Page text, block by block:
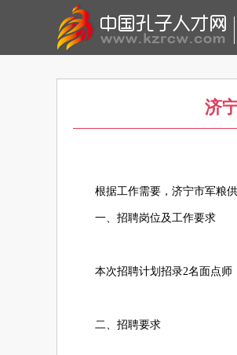
济
根据工作需要，济宁市军粮
一、招聘岗位及工作要求
本次招聘计划招录2名面点师
二、招聘要求